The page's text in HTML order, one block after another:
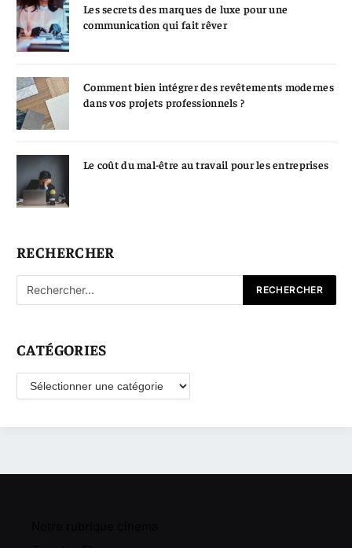
Les secrets des marques de luxe pour une
communication qui fait rêver
Comment bien intégrer des revêtements modernes
dans vos projets professionnels ?
Le coût du mal-être au travail pour les entreprises
RECHERCHER
CATÉGORIES
Catégories